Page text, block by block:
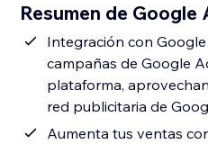
Resumen de
Integración con
campañas de Google
plataforma,
red publicitaria de
Aumenta tus ventas